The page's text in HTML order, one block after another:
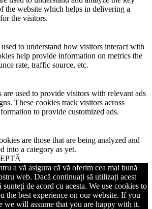
the website which helps in delivering a
the visitors.
to understand how visitors interact with
help provide information on metrics the
rate, traffic source, etc.
are used to provide visitors with relevant ads
These cookies track visitors across
to provide customized ads.
are those that are being analyzed and
into a category as yet.
a vă asigura că vă oferim cea mai bună
web. Dacă continuați să utilizați acest
sunteți de acord cu acesta. We use cookies to
the best experience on our website. If you
we will assume that you are happy with it.